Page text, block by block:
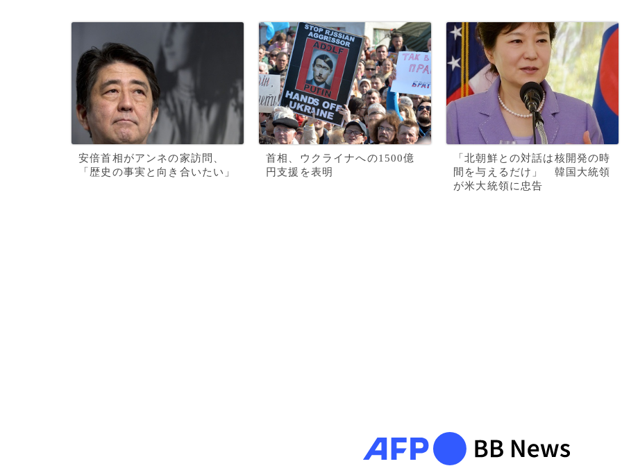
安倍首相がアンネの家訪問、
「歴史の事実と向き合いたい」
首相、ウクライナへの1500億
円支援を表明
「北朝鮮との対話は核開発の時
間を与えるだけ」 韓国大統領
が米大統領に忠告